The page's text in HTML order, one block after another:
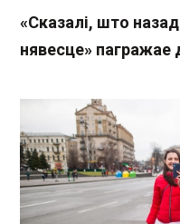
«Сказалі, што
нявесце» пагражае